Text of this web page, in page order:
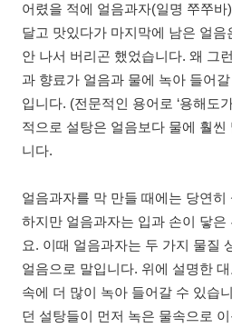
어렸을 적에 얼음과자(일명 쭈쭈
달고 맛있다가 마지막에 남은 얼음
안 나서 버리곤 했었습니다. 왜 그
과 향료가 얼음과 물에 녹아 들어
입니다. (전문적인 용어로 ‘용해도
적으로 설탕은 얼음보다 물에 훨
니다.
얼음과자를 막 만들 때에는 당연
하지만 얼음과자는 입과 손이 닿은
요. 이때 얼음과자는 두 가지 물질
얼음으로 말입니다. 위에 설명한
속에 더 많이 녹아 들어갈 수 있습
던 설탕들이 먼저 녹은 물속으로